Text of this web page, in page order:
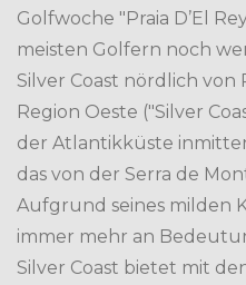
Golfwoche "Praia D’El
meisten Golfern noch
Silver Coast nördlich
Region Oeste ("Silver
der Atlantikküste
das von der Serra de
Aufgrund seines milden
immer mehr an
Silver Coast bietet mit